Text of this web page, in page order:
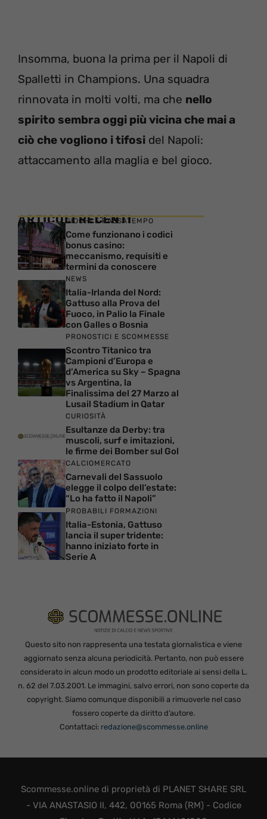
Insomma, buona la prima per il Napoli di
Spalletti in Champions. Una squadra
rinnovata in molti volti, ma che nello
spirito sembra oggi più vicina che mai a
ciò che vogliono i tifosi del Napoli:
attaccamento alla maglia e bel gioco.
ARTICOLI RECENTI
GIOCHI E PASSATEMPO
Come funzionano i codici
bonus casino:
meccanismo, requisiti e
termini da conoscere
NEWS
Italia-Irlanda del Nord:
Gattuso alla Prova del
Fuoco, in Palio la Finale
con Galles o Bosnia
PRONOSTICI E SCOMMESSE
Scontro Titanico tra
Campioni d’Europa e
d’America su Sky – Spagna
vs Argentina, la
Finalissima del 27 Marzo al
Lusail Stadium in Qatar
CURIOSITÀ
Esultanze da Derby: tra
muscoli, surf e imitazioni,
le firme dei Bomber sul Gol
CALCIOMERCATO
Carnevali del Sassuolo
elegge il colpo dell’estate:
“Lo ha fatto il Napoli”
PROBABILI FORMAZIONI
Italia-Estonia, Gattuso
lancia il super tridente:
hanno iniziato forte in
Serie A
Questo sito non rappresenta una testata giornalistica e viene
aggiornato senza alcuna periodicità. Pertanto, non può essere
considerato in alcun modo un prodotto editoriale ai sensi della L.
n. 62 del 7.03.2001. Le immagini, salvo errori, non sono coperte da
copyright. Siamo comunque disponibili a rimuoverle nel caso
fossero coperte da diritto d’autore.
Contattaci: redazione@scommesse.online
Scommesse.online di proprietà di PLANET SHARE SRL
- VIA ANASTASIO II, 442, 00165 Roma (RM) - Codice